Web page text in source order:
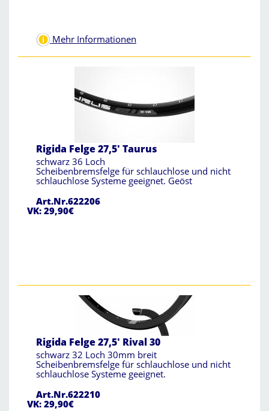
Mehr Informationen
Rigida Felge 27,5' Taurus
schwarz 36 Loch
Scheibenbremsfelge für schlauchlose und nicht
schlauchlose Systeme geeignet. Geöst
Art.Nr.622206
VK: 29,90€
Rigida Felge 27,5' Rival 30
schwarz 32 Loch 30mm breit
Scheibenbremsfelge für schlauchlose und nicht
schlauchlose Systeme geeignet.
Art.Nr.622210
VK: 29,90€